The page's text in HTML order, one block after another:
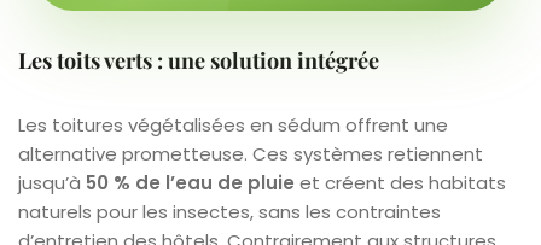
Les toits verts : une solution intégrée
Les toitures végétalisées en sédum offrent une
alternative prometteuse. Ces systèmes retiennent
jusqu’à 50 % de l’eau de pluie et créent des habitats
naturels pour les insectes, sans les contraintes